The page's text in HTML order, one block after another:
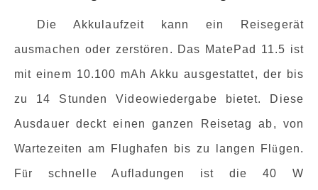
Die Akkulaufzeit kann ein Reisegerät
ausmachen oder zerstören. Das MatePad 11.5 ist
mit einem 10.100 mAh Akku ausgestattet, der bis
zu 14 Stunden Videowiedergabe bietet. Diese
Ausdauer deckt einen ganzen Reisetag ab, von
Wartezeiten am Flughafen bis zu langen Flügen.
Für schnelle Aufladungen ist die 40 W